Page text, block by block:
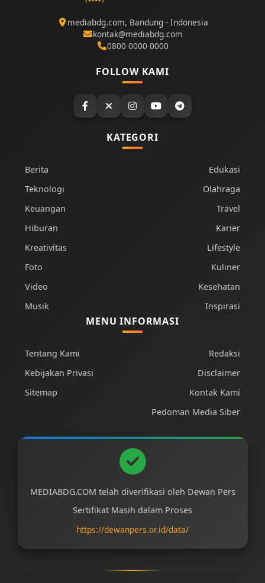
mediabdg.com, Bandung - Indonesia
kontak@mediabdg.com
0800 0000 0000
FOLLOW KAMI
KATEGORI
Berita
Teknologi
Keuangan
Hiburan
Kreativitas
Foto
Video
Musik
Edukasi
Olahraga
Travel
Karier
Lifestyle
Kuliner
Kesehatan
Inspirasi
MENU INFORMASI
Tentang Kami
Kebijakan Privasi
Sitemap
Redaksi
Disclaimer
Kontak Kami
Pedoman Media Siber
MEDIABDG.COM telah diverifikasi oleh Dewan Pers
Sertifikat Masih dalam Proses
https://dewanpers.or.id/data/